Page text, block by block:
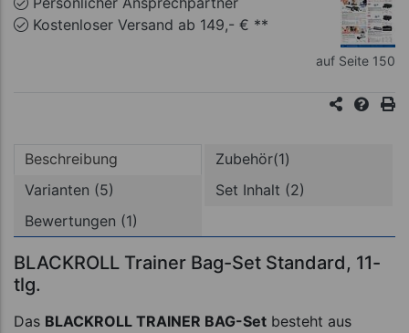
Kostenloser Versand ab 149,- € **
auf Seite 150
Beschreibung
Zubehör(1)
Varianten (5)
Set Inhalt (2)
Bewertungen (1)
BLACKROLL Trainer Bag-Set Standard, 11-
tlg.
Das BLACKROLL TRAINER BAG-Set besteht aus